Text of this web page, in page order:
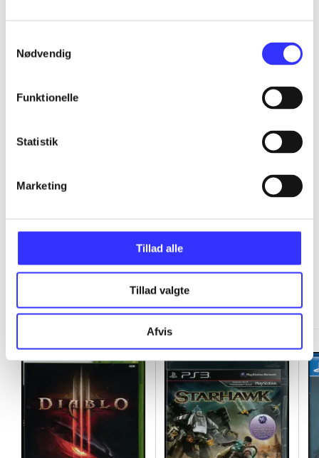
Nødvendig
Funktionelle
Statistik
Marketing
Tillad alle
Tillad valgte
Afvis
...
...
...
...